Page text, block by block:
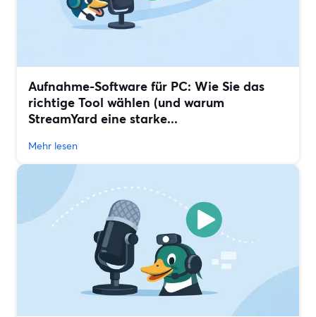
Aufnahme-Software für PC: Wie Sie das
richtige Tool wählen (und warum
StreamYard eine starke...
Mehr lesen